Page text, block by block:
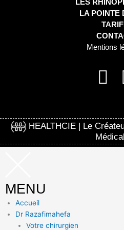
LA POINTE
Mentions
HEALTHCIE | Le
MENU
Accueil
Dr Razafimahefa
Votre chirurgien